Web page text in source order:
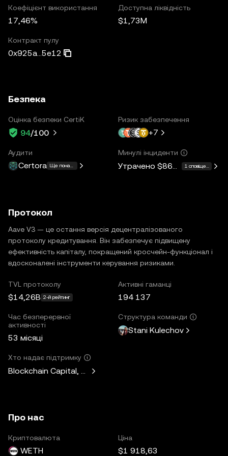
Коефіцієнт використання
17,46%
Доступна ліквідність
$1,73M
Контракт пулу
0x925a...5e12
Безпека
Оцінка безпеки CertiK
94/100
Ризик забезпечення
+7
Аудити
Certora Ще понад 15
Минулі інциденти
Утрачено $862K 1 сповіщення
Протокол
Aave V3 — це остання версія децентралізованого
протоколу кредитування. Він забезпечує підвищену
ефективність капіталу, покращений кросчейн-функціонал і
вдосконалені інструменти керування ризиками.
TVL протоколу
$14,26B 2-й рейтинг
Активні гаманці
194 137
Час безперервної
активності
53 місяці
Структура команди
Stani Kulechov
Хто надає підтримку
Blockchain Capital, Standard Crypto, Blockchain.com
Про нас
Криптовалюта
WETH
Ціна
$1 918,63